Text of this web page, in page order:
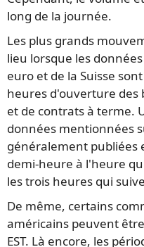
long de la journée.
Les plus grands
lieu lorsque les
euro et de la Suisse
heures d'ouverture des
et de contrats à terme.
données mentionnées
généralement publiées
demi-heure à l'heure
les trois heures qui
De même, certains
américains peuvent
EST. Là encore, les